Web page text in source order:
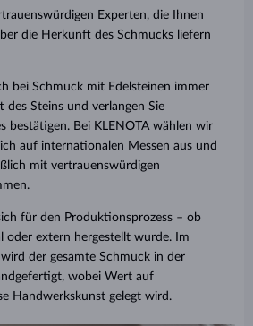
Experten, die Ihnen
die Herkunft des Schmucks liefern
bei Schmuck mit Edelsteinen immer
des Steins und verlangen Sie
bestätigen. Bei KLENOTA wählen wir
auf internationalen Messen aus und
mit vertrauenswürdigen
für den Produktionsprozess – ob
oder extern hergestellt wurde. Im
der gesamte Schmuck in der
wobei Wert auf
Handwerkskunst gelegt wird.